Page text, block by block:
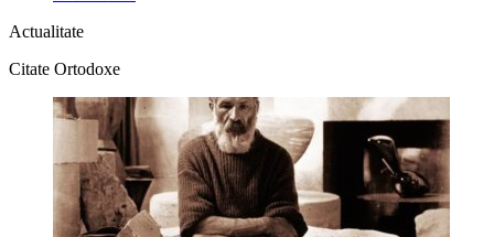
Actualitate
Citate Ortodoxe